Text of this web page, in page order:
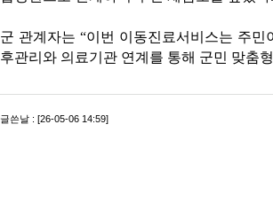
군 관계자는 “이번 이동진료서비스는 주
후관리와 의료기관 연계를 통해 군민 맞춤
글쓴날 : [26-05-06 14:59]